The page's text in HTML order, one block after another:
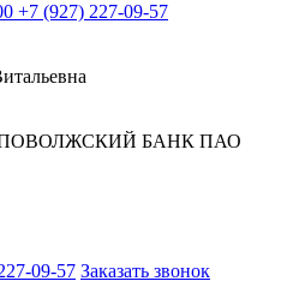
+7 (927) 227-09-57
ПОВОЛЖСКИЙ БАНК ПАО
09-57 Заказать звонок